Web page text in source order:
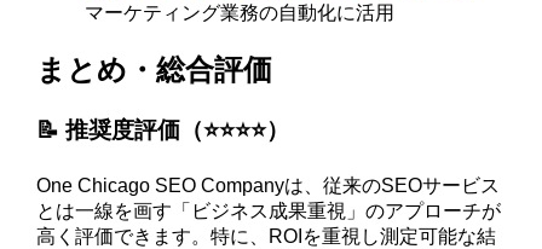
マーケティング業務の自動化に活用
まとめ・総合評価
📝 推奨度評価（⭐️⭐️⭐️⭐️）
One Chicago SEO Companyは、従来のSEOサービス
とは一線を画す「ビジネス成果重視」のアプローチが
高く評価できます。特に、ROIを重視し測定可能な結